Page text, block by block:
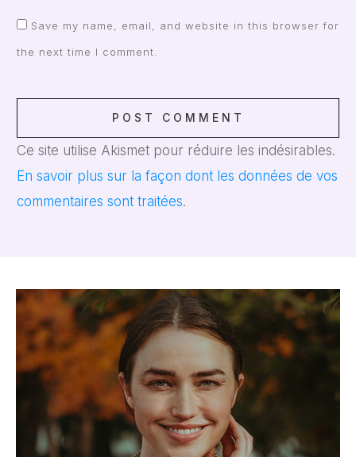
Save my name, email, and website in this browser for
the next time I comment.
POST COMMENT
Ce site utilise Akismet pour réduire les indésirables.
En savoir plus sur la façon dont les données de vos
commentaires sont traitées.